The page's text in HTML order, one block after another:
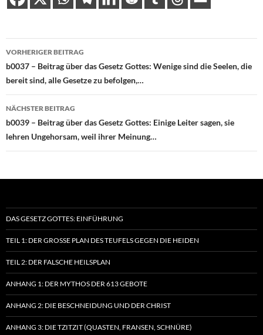
Beitragsnavigation
VORHERIGER BEITRAG
b0037 – Beitrag über das Gesetz Gottes: Wenige sind die Seelen, die
bereit sind, alle Gesetze zu befolgen,…
NÄCHSTER BEITRAG
b0039 – Beitrag über das Gesetz Gottes: Einige Leiter sagen, sie
lehren Ungehorsam, weil ihrer Meinung…
DAS GESETZ GOTTES: EINFÜHRUNG
TEIL 1: DER GROSSE PLAN DES TEUFELS GEGEN DIE HEIDEN
TEIL 2: DER FALSCHE HEILSPLAN
ANHANG 1: DER MYTHOS DER 613 GEBOTE
ANHANG 2: DIE BESCHNEIDUNG UND DER CHRIST
ANHANG 3: DIE TZITZIT (QUASTEN, FRANSEN, SCHNÜRE)